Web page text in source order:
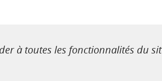
à toutes les fonctionnalités du